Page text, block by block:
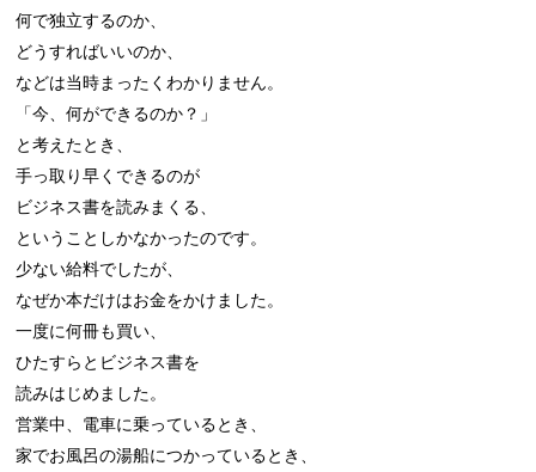
何で独立するのか、
どうすればいいのか、
などは当時まったくわかりません。
「今、何ができるのか？」
と考えたとき、
手っ取り早くできるのが
ビジネス書を読みまくる、
ということしかなかったのです。
少ない給料でしたが、
なぜか本だけはお金をかけました。
一度に何冊も買い、
ひたすらとビジネス書を
読みはじめました。
営業中、電車に乗っているとき、
家でお風呂の湯船につかっているとき、